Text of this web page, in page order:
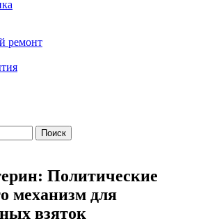
ремонт
Политические
механизм для
взяток